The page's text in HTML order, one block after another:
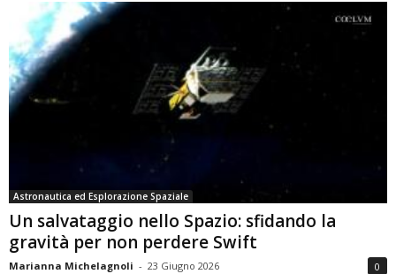
Astronautica ed Esplorazione Spaziale
Un salvataggio nello Spazio: sfidando la
gravità per non perdere Swift
Marianna Michelagnoli - 23 Giugno 2026 0